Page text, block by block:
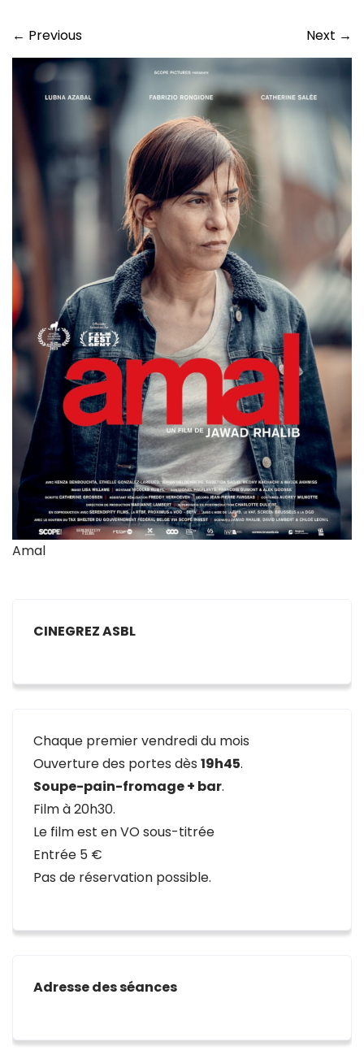
← Previous Next →
Amal
CINEGREZ ASBL
Chaque premier vendredi du mois
Ouverture des portes dès 19h45.
Soupe-pain-fromage + bar.
Film à 20h30.
Le film est en VO sous-titrée
Entrée 5 €
Pas de réservation possible.
Adresse des séances